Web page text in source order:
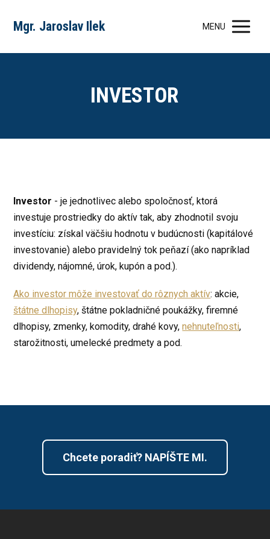
Mgr. Jaroslav Ilek MENU
INVESTOR
Investor - je jednotlivec alebo spoločnosť, ktorá
investuje prostriedky do aktív tak, aby zhodnotil svoju
investíciu: získal väčšiu hodnotu v budúcnosti (kapitálové
investovanie) alebo pravidelný tok peňazí (ako napríklad
dividendy, nájomné, úrok, kupón a pod.).
Ako investor môže investovať do rôznych aktív: akcie,
štátne dlhopisy, štátne pokladničné poukážky, firemné
dlhopisy, zmenky, komodity, drahé kovy,nehnuteľnosti,
starožitnosti, umelecké predmety a pod.
Chcete poradiť? NAPÍŠTE MI.